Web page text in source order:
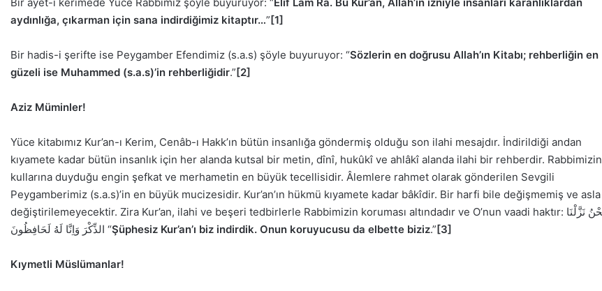
aydınlığa, çıkarman için sana indirdiğimiz kitaptır…”[1]
Bir hadis-i şerifte ise Peygamber Efendimiz (s.a.s) şöyle buyuruyor: “Sözlerin en doğrusu Allah’ın Kitabı; rehberliğin en
güzeli ise Muhammed (s.a.s)’in rehberliğidir.”[2]
Aziz Müminler!
Yüce kitabımız Kur’an-ı Kerim, Cenâb-ı Hakk’ın bütün insanlığa göndermiş olduğu son ilahi mesajdır. İndirildiği andan
kıyamete kadar bütün insanlık için her alanda kutsal bir metin, dînî, hukûkî ve ahlâkî alanda ilahi bir rehberdir. Rabbimizin
kullarına duyduğu engin şefkat ve merhametin en büyük tecellisidir. Âlemlere rahmet olarak gönderilen Sevgili
Peygamberimiz (s.a.s)’in en büyük mucizesidir. Kur’an’ın hükmü kıyamete kadar bâkîdir. Bir harfi bile değişmemiş ve asla
değiştirilemeyecektir. Zira Kur’an, ilahi ve beşeri tedbirlerle Rabbimizin koruması altındadır ve O’nun vaadi haktır: اِنَّا نَحْنُ نَزَّلْنَا
الذِّكْرَ وَاِنَّا لَهُ لَحَافِظُونَ “Şüphesiz Kur’an’ı biz indirdik. Onun koruyucusu da elbette biziz.”[3]
Kıymetli Müslümanlar!